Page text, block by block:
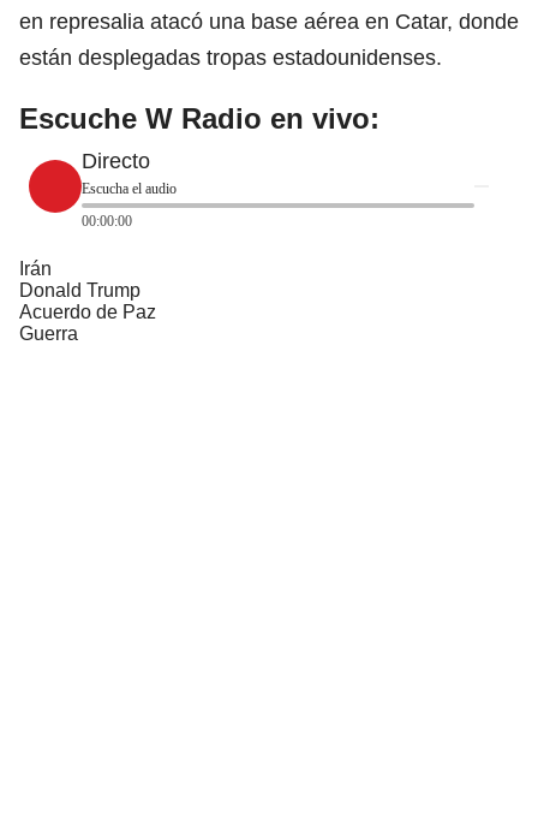
en represalia atacó una base aérea en Catar, donde
están desplegadas tropas estadounidenses.
Escuche W Radio en vivo:
Directo
Escucha el audio
00:00:00
Irán
Donald Trump
Acuerdo de Paz
Guerra